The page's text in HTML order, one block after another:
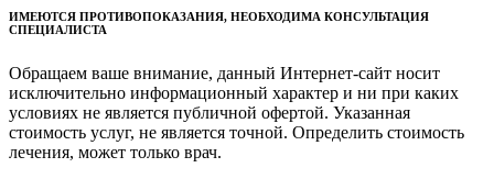
ИМЕЮТСЯ ПРОТИВОПОКАЗАНИЯ, НЕОБХОДИМА КОНСУЛЬТАЦИЯ
СПЕЦИАЛИСТА
Обращаем ваше внимание, данный Интернет-сайт носит
исключительно информационный характер и ни при каких
условиях не является публичной офертой. Указанная
стоимость услуг, не является точной. Определить стоимость
лечения, может только врач.